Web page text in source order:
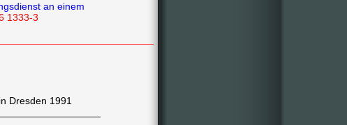
an einem
1333-3
Dresden 1991